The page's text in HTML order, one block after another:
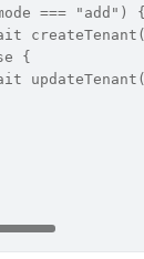
=== "add") {
{